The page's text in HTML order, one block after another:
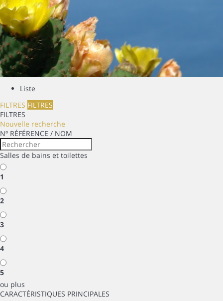
Liste
FILTRES FILTRES
FILTRES
Nouvelle recherche
Nº RÉFÉRENCE / NOM
Salles de bains et toilettes
1
2
3
4
5
ou plus
CARACTÉRISTIQUES PRINCIPALES